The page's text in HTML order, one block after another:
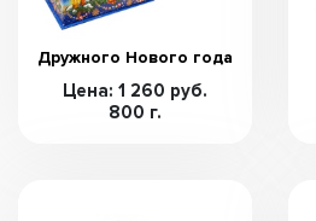
Дружного Нового года
Цена: 1 260 руб.
800 г.